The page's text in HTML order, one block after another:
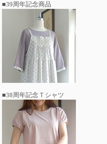
■39周年記念商品
■38周年記念Ｔシャツ